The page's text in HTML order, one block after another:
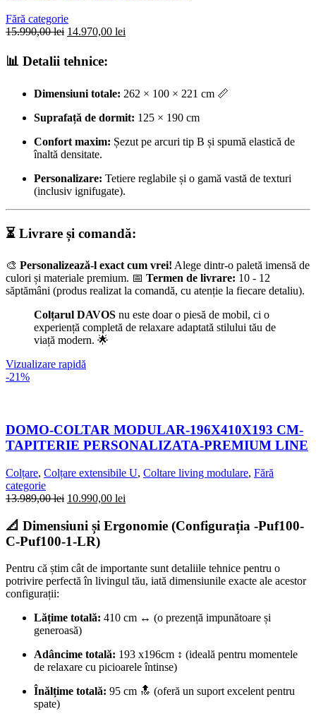
Fără categorie
15.990,00lei 14.970,00 lei
📊 Detalii tehnice:
Dimensiuni totale: 262 × 100 × 221 cm 📏
Suprafață de dormit: 125 × 190 cm
Confort maxim: Șezut pe arcuri tip B și spumă elastică de
înaltă densitate.
Personalizare: Tetiere reglabile și o gamă vastă de texturi
(inclusiv ignifugate).
⏳ Livrare și comandă:
🎨 Personalizează-l exact cum vrei! Alege dintr-o paletă imensă de
culori și materiale premium. 📅 Termen de livrare: 10 - 12
săptămâni (produs realizat la comandă, cu atenție la fiecare detaliu).
Colțarul DAVOS nu este doar o piesă de mobil, ci o
experiență completă de relaxare adaptată stilului tău de
viață modern. 🌟
Vizualizare rapidă
-21%
DOMO-COLTAR MODULAR-196X410X193 CM-
TAPITERIE PERSONALIZATA-PREMIUM LINE
Colțare, Colțare extensibile U, Coltare living modulare, Fără
categorie
13.989,00lei 10.990,00 lei
📐 Dimensiuni și Ergonomie (Configurația -Puf100-
C-Puf100-1-LR)
Pentru că știm cât de importante sunt detaliile tehnice pentru o
potrivire perfectă în livingul tău, iată dimensiunile exacte ale acestor
configurații:
Lățime totală: 410 cm ↔️ (o prezență impunătoare și
generoasă)
Adâncime totală: 193 x196cm ↕️ (ideală pentru momentele
de relaxare cu picioarele întinse)
Înălțime totală: 95 cm 🔝 (oferă un suport excelent pentru
spate)